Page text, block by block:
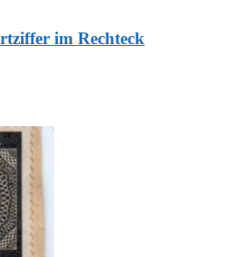
im Rechteck